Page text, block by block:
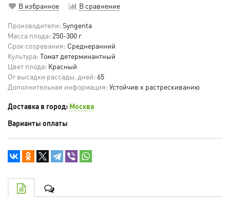
В избранное В сравнение
Производители: Syngenta
Масса плода: 250-300 г
Срок созревания: Среднеранний
Культура: Томат детерминантный
Цвет плода: Красный
От высадки рассады, дней: 65
Дополнительная информация: Устойчив к растрескиванию
Доставка в город: Москва
Варианты оплаты